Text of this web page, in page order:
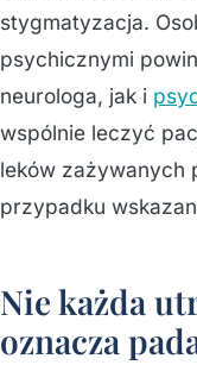
stygmatyzacja.
psychicznymi
neurologa, jak i
wspólnie leczyć
leków zażywanych
przypadku
Nie każda
oznacza